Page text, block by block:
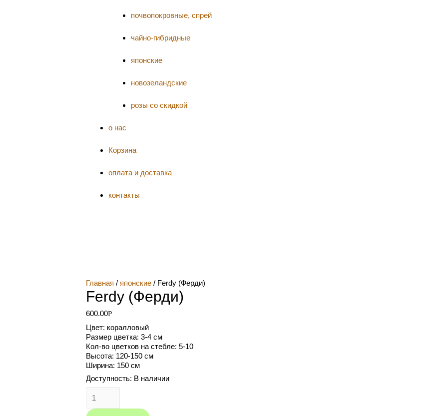
почвопокровные, спрей
чайно-гибридные
японские
новозеландские
розы со скидкой
о нас
Корзина
оплата и доставка
контакты
Главная / японские / Ferdy (Ферди)
Ferdy (Ферди)
600.00Р
Цвет: коралловый
Размер цветка: 3-4 см
Кол-во цветков на стебле: 5-10
Высота: 120-150 см
Ширина: 150 см
Доступность: В наличии
Ferdy
(Ферди)